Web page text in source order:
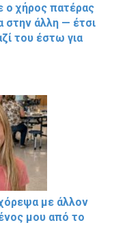
ο χήρος πατέρας
στην άλλη — έτσι
του έστω για
με άλλον
μου από το